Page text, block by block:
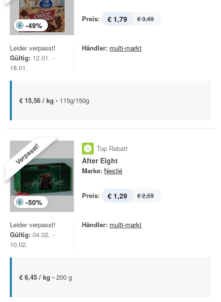
-49%
Preis: € 1,79 € 3,49
Leider verpasst!
Gültig: 12.01. -
18.01.
Händler: multi-markt
€ 15,56 / kg - 115g/150g
Verpasst!
-50%
Top Rabatt
After Eight
Marke: Nestlé
Preis: € 1,29 € 2,59
Leider verpasst!
Gültig: 04.02. -
10.02.
Händler: multi-markt
€ 6,45 / kg - 200 g